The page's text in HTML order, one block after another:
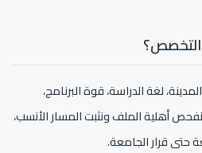
التخصص؟
لغة الدراسة، قوة البرنامج،
أهلية الملف ونثبت المسار الأنسب،
حتى قرار الجامعة.